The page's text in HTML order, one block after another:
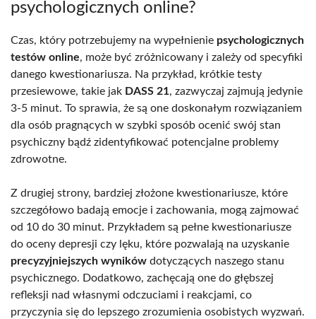
psychologicznych online?
Czas, który potrzebujemy na wypełnienie psychologicznych
testów online, może być zróżnicowany i zależy od specyfiki
danego kwestionariusza. Na przykład, krótkie testy
przesiewowe, takie jak DASS 21, zazwyczaj zajmują jedynie
3-5 minut. To sprawia, że są one doskonałym rozwiązaniem
dla osób pragnących w szybki sposób ocenić swój stan
psychiczny bądź zidentyfikować potencjalne problemy
zdrowotne.
Z drugiej strony, bardziej złożone kwestionariusze, które
szczegółowo badają emocje i zachowania, mogą zajmować
od 10 do 30 minut. Przykładem są pełne kwestionariusze
do oceny depresji czy lęku, które pozwalają na uzyskanie
precyzyjniejszych wyników dotyczących naszego stanu
psychicznego. Dodatkowo, zachęcają one do głębszej
refleksji nad własnymi odczuciami i reakcjami, co
przyczynia się do lepszego zrozumienia osobistych wyzwań.